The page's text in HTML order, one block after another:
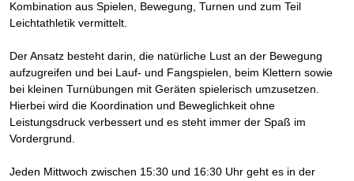
Kombination aus Spielen, Bewegung, Turnen und zum Teil
Leichtathletik vermittelt.
Der Ansatz besteht darin, die natürliche Lust an der Bewegung
aufzugreifen und bei Lauf- und Fangspielen, beim Klettern sowie
bei kleinen Turnübungen mit Geräten spielerisch umzusetzen.
Hierbei wird die Koordination und Beweglichkeit ohne
Leistungsdruck verbessert und es steht immer der Spaß im
Vordergrund.
Jeden Mittwoch zwischen 15:30 und 16:30 Uhr geht es in der